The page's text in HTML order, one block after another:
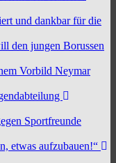
und dankbar für die
den jungen Borussen
Vorbild Neymar
Sportfreunde
etwas aufzubauen!“